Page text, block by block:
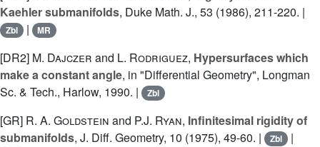
Kaehler submanifolds, Duke Math. J., 53 (1986), 211-220. |
Zbl | MR
[DR2] M. Dajczer and L. Rodriguez, Hypersurfaces which
make a constant angle, in "Differential Geometry", Longman
Sc. & Tech., Harlow, 1990. |
Zbl
[GR] R. A. Goldstein and P.J. Ryan, Infinitesimal rigidity of
submanifolds, J. Diff. Geometry, 10 (1975), 49-60. | Zbl |